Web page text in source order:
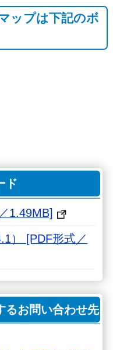
ップは下記のボ
ド
1.49MB]
） [PDF形式／
るお問い合わせ先